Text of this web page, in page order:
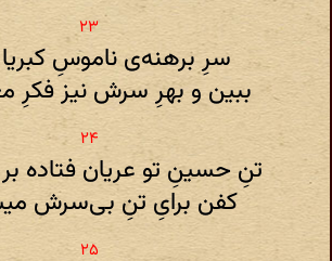
سرِ برهنه‌ی ناموسِ
ببین و بهرِ سرش نیز فکرِ
تنِ حسینِ تو عریان فتاده
کفن برایِ تنِ بی‌سرش